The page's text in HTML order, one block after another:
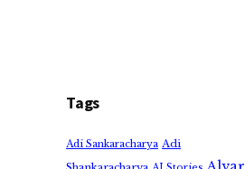
Tags
Adi Sankaracharya Adi